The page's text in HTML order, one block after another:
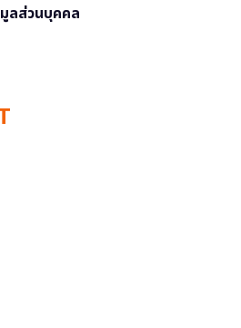
ลส่วนบุคคล